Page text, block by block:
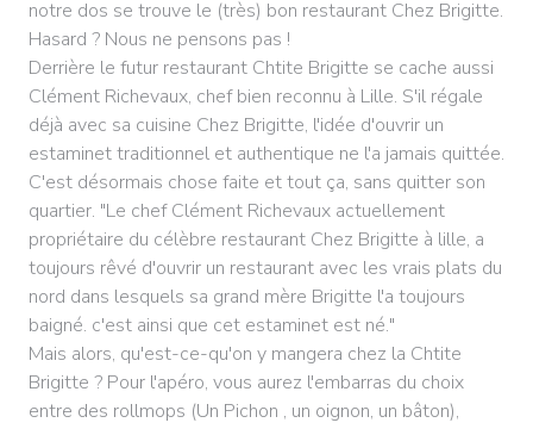
notre dos se trouve le (très) bon restaurant Chez Brigitte.
Hasard ? Nous ne pensons pas !
Derrière le futur restaurant Chtite Brigitte se cache aussi
Clément Richevaux, chef bien reconnu à Lille. S'il régale
déjà avec sa cuisine Chez Brigitte, l'idée d'ouvrir un
estaminet traditionnel et authentique ne l'a jamais quittée.
C'est désormais chose faite et tout ça, sans quitter son
quartier. "Le chef Clément Richevaux actuellement
propriétaire du célèbre restaurant Chez Brigitte à lille, a
toujours rêvé d'ouvrir un restaurant avec les vrais plats du
nord dans lesquels sa grand mère Brigitte l'a toujours
baigné. c'est ainsi que cet estaminet est né."
Mais alors, qu'est-ce-qu'on y mangera chez la Chtite
Brigitte ? Pour l'apéro, vous aurez l'embarras du choix
entre des rollmops (Un Pichon , un oignon, un bâton),